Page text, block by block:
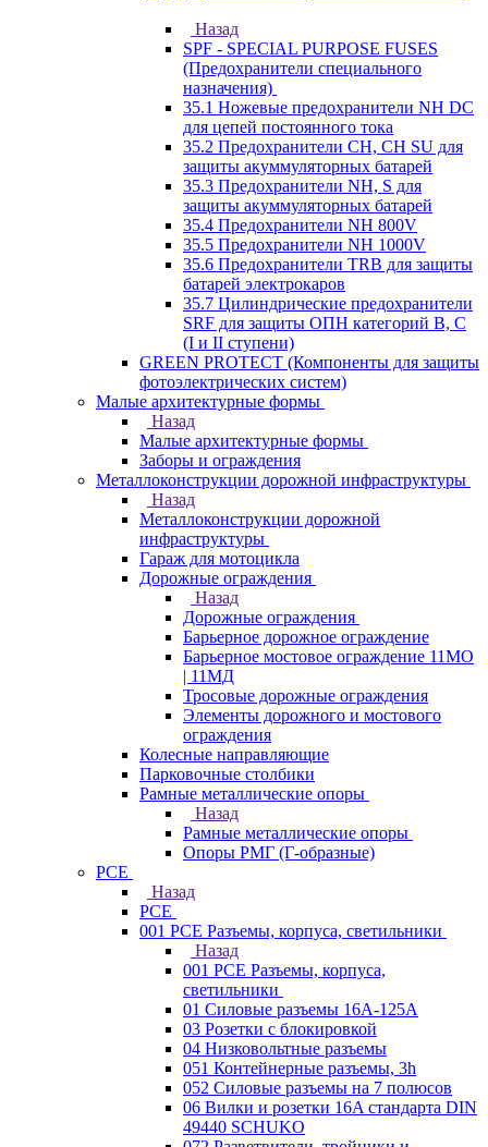
Назад
SPF - SPECIAL PURPOSE FUSES
(Предохранители специального
назначения)
35.1 Ножевые предохранители NH DC
для цепей постоянного тока
35.2 Предохранители CH, CH SU для
защиты акуммуляторных батарей
35.3 Предохранители NH, S для
защиты акуммуляторных батарей
35.4 Предохранители NH 800V
35.5 Предохранители NH 1000V
35.6 Предохранители TRB для защиты
батарей электрокаров
35.7 Цилиндрические предохранители
SRF для защиты ОПН категорий B, C
(I и II ступени)
GREEN PROTECT (Компоненты для защиты
фотоэлектрических систем)
Малые архитектурные формы
Назад
Малые архитектурные формы
Заборы и ограждения
Металлоконструкции дорожной инфраструктуры
Назад
Металлоконструкции дорожной
инфраструктуры
Гараж для мотоцикла
Дорожные ограждения
Назад
Дорожные ограждения
Барьерное дорожное ограждение
Барьерное мостовое ограждение 11МО
| 11МД
Тросовые дорожные ограждения
Элементы дорожного и мостового
ограждения
Колесные направляющие
Парковочные столбики
Рамные металлические опоры
Назад
Рамные металлические опоры
Опоры РМГ (Г-образные)
PCE
Назад
PCE
001 PCE Разъемы, корпуса, светильники
Назад
001 PCE Разъемы, корпуса,
светильники
01 Силовые разъемы 16А-125А
03 Розетки с блокировкой
04 Низковольтные разъемы
051 Контейнерные разъемы, 3h
052 Силовые разъемы на 7 полюсов
06 Вилки и розетки 16A стандарта DIN
49440 SCHUKO